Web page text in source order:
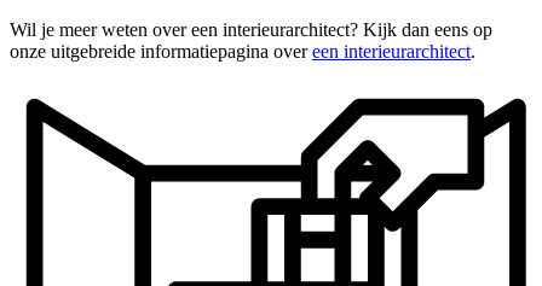
Wil je meer weten over een interieurarchitect? Kijk dan eens op
onze uitgebreide informatiepagina overeen interieurarchitect.